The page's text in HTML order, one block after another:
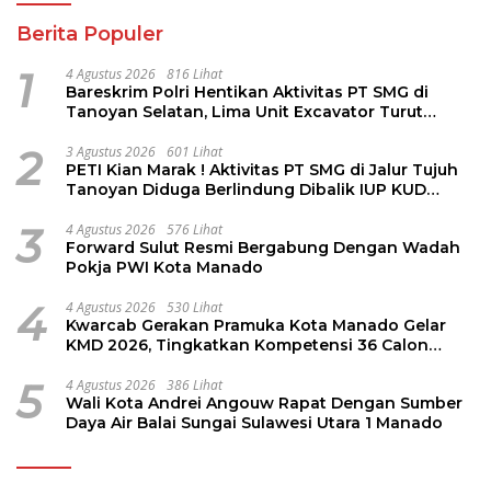
Berita Populer
1 4 Agustus 2026 816 Lihat
Bareskrim Polri Hentikan Aktivitas PT SMG di
Tanoyan Selatan, Lima Unit Excavator Turut
2 3 Agustus 2026 601 Lihat
PETI Kian Marak ! Aktivitas PT SMG di Jalur Tujuh
Tanoyan Diduga Berlindung Dibalik IUP KUD
3 4 Agustus 2026 576 Lihat
Forward Sulut Resmi Bergabung Dengan Wadah
Pokja PWI Kota Manado
4 4 Agustus 2026 530 Lihat
Kwarcab Gerakan Pramuka Kota Manado Gelar
KMD 2026, Tingkatkan Kompetensi 36 Calon
5 4 Agustus 2026 386 Lihat
Wali Kota Andrei Angouw Rapat Dengan Sumber
Daya Air Balai Sungai Sulawesi Utara 1 Manado